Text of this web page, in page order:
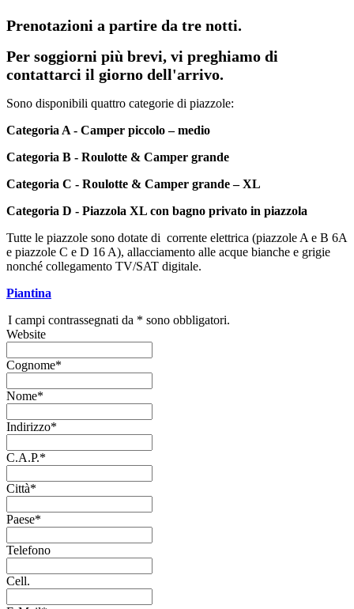
Prenotazioni a partire da tre notti.
Per soggiorni più brevi, vi preghiamo di
contattarci il giorno dell'arrivo.
Sono disponibili quattro categorie di piazzole:
Categoria A - Camper piccolo – medio
Categoria B - Roulotte & Camper grande
Categoria C - Roulotte & Camper grande – XL
Categoria D - Piazzola XL con bagno privato in piazzola
Tutte le piazzole sono dotate di corrente elettrica (piazzole A e B 6A
e piazzole C e D 16 A), allacciamento alle acque bianche e grigie
nonché collegamento TV/SAT digitale.
Piantina
I campi contrassegnati da * sono obbligatori.
Website
Cognome*
Nome*
Indirizzo*
C.A.P.*
Città*
Paese*
Telefono
Cell.